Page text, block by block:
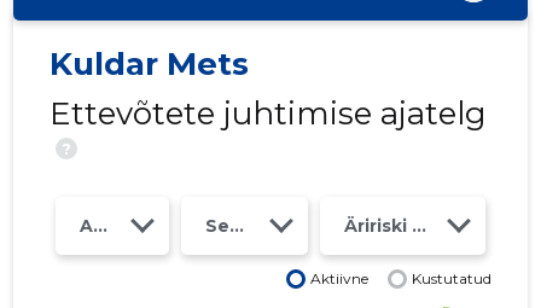
Kuldar Mets
Ettevõtete juhtimise ajatelg
?
Aasta Seosed Äririski klass
Aktiivne Kustutatud